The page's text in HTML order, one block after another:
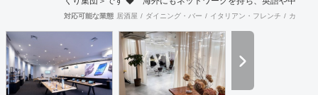
国語に堪能なスタッフたちが、海外から国内への出店をスム
工案件、設計＋造作物の案件、施工案件、造作物制作など、
多様な請負形態が可能です。工場では金属を中心にさまざま
な素材を用いた制作が可能で、例えば通常デザイン性とは無
縁な特定防火設備（鉄扉）などにも高いデザイン性を施すこ
とも可能です。 GRIDFRAME とりかえのきかない空間
対応可能な業態 居酒屋 ダイニング・バー イタリアン・フレンチ カフェ